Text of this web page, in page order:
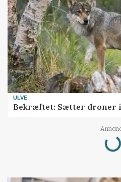
ULVE
Bekræftet: Sætter droner
Loading...